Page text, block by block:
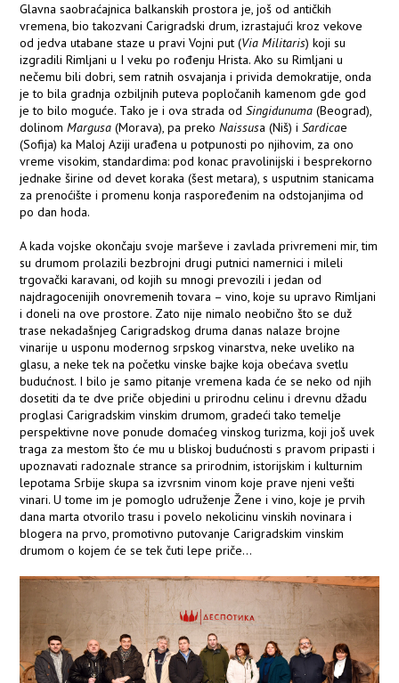
Glavna saobraćajnica balkanskih prostora je, još od antičkih
vremena, bio takozvani Carigradski drum, izrastajući kroz vekove
od jedva utabane staze u pravi Vojni put (Via Militaris) koji su
izgradili Rimljani u I veku po rođenju Hrista. Ako su Rimljani u
nečemu bili dobri, sem ratnih osvajanja i privida demokratije, onda
je to bila gradnja ozbiljnih puteva popločanih kamenom gde god
je to bilo moguće. Tako je i ova strada odSingidunuma (Beograd),
dolinomMargusa (Morava), pa prekoNaissusa (Niš) iSardicae
(Sofija) ka Maloj Aziji urađena u potpunosti po njihovim, za ono
vreme visokim, standardima: pod konac pravolinijski i besprekorno
jednake širine od devet koraka (šest metara), s usputnim stanicama
za prenoćište i promenu konja raspoređenim na odstojanjima od
po dan hoda.
A kada vojske okončaju svoje marševe i zavlada privremeni mir, tim
su drumom prolazili bezbrojni drugi putnici namernici i mileli
trgovački karavani, od kojih su mnogi prevozili i jedan od
najdragocenijih onovremenih tovara – vino, koje su upravo Rimljani
i doneli na ove prostore. Zato nije nimalo neobično što se duž
trase nekadašnjeg Carigradskog druma danas nalaze brojne
vinarije u usponu modernog srpskog vinarstva, neke uveliko na
glasu, a neke tek na početku vinske bajke koja obećava svetlu
budućnost. I bilo je samo pitanje vremena kada će se neko od njih
dosetiti da te dve priče objedini u prirodnu celinu i drevnu džadu
proglasi Carigradskim vinskim drumom, gradeći tako temelje
perspektivne nove ponude domaćeg vinskog turizma, koji još uvek
traga za mestom što će mu u bliskoj budućnosti s pravom pripasti i
upoznavati radoznale strance sa prirodnim, istorijskim i kulturnim
lepotama Srbije skupa sa izvrsnim vinom koje prave njeni vešti
vinari. U tome im je pomoglo udruženje Žene i vino, koje je prvih
dana marta otvorilo trasu i povelo nekolicinu vinskih novinara i
blogera na prvo, promotivno putovanje Carigradskim vinskim
drumom o kojem će se tek čuti lepe priče...